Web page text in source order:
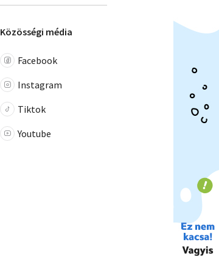
Közösségi média
Facebook
Instagram
Tiktok
Youtube